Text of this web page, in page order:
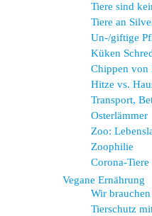
Tiere sind
Tiere an
Un-/giftige
Küken
Chippen von
Hitze vs.
Transport,
Osterlämmer
Zoo:
Zoophilie
Corona-Tiere
Vegane Ernährung
Wir
Tierschutz